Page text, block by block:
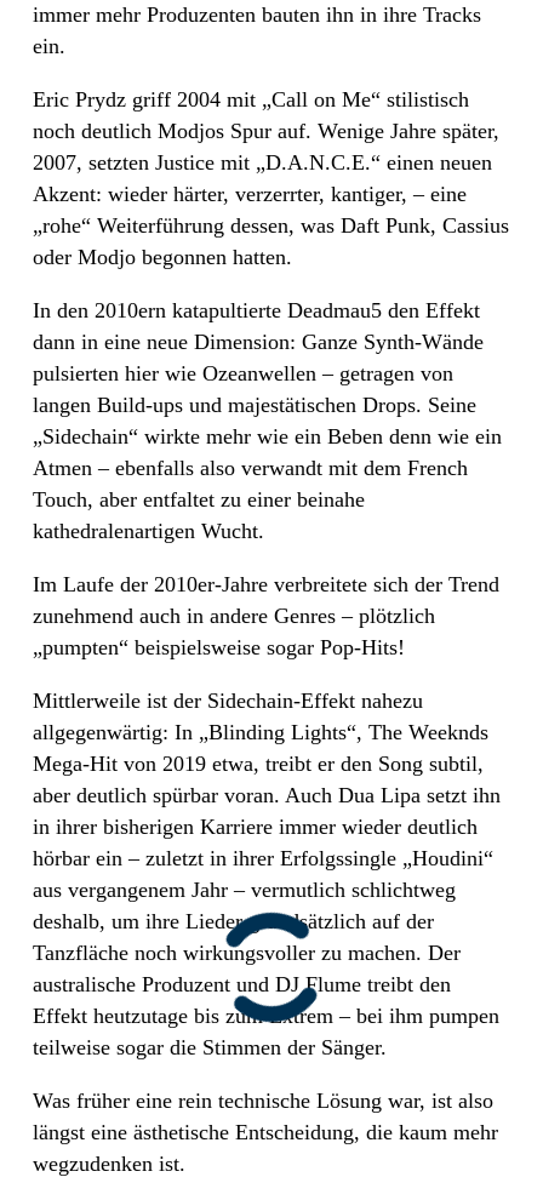
immer mehr Produzenten bauten ihn in ihre Tracks
ein.
Eric Prydz griff 2004 mit „Call on Me“ stilistisch
noch deutlich Modjos Spur auf. Wenige Jahre später,
2007, setzten Justice mit „D.A.N.C.E.“ einen neuen
Akzent: wieder härter, verzerrter, kantiger, – eine
„rohe“ Weiterführung dessen, was Daft Punk, Cassius
oder Modjo begonnen hatten.
In den 2010ern katapultierte Deadmau5 den Effekt
dann in eine neue Dimension: Ganze Synth-Wände
pulsierten hier wie Ozeanwellen – getragen von
langen Build-ups und majestätischen Drops. Seine
„Sidechain“ wirkte mehr wie ein Beben denn wie ein
Atmen – ebenfalls also verwandt mit dem French
Touch, aber entfaltet zu einer beinahe
kathedralenartigen Wucht.
Im Laufe der 2010er-Jahre verbreitete sich der Trend
zunehmend auch in andere Genres – plötzlich
„pumpten“ beispielsweise sogar Pop-Hits!
Mittlerweile ist der Sidechain-Effekt nahezu
allgegenwärtig: In „Blinding Lights“, The Weeknds
Mega-Hit von 2019 etwa, treibt er den Song subtil,
aber deutlich spürbar voran. Auch Dua Lipa setzt ihn
in ihrer bisherigen Karriere immer wieder deutlich
hörbar ein – zuletzt in ihrer Erfolgssingle „Houdini“
aus vergangenem Jahr – vermutlich schlichtweg
deshalb, um ihre Lieder grundsätzlich auf der
Tanzfläche noch wirkungsvoller zu machen. Der
australische Produzent und DJ Flume treibt den
Effekt heutzutage bis zum Extrem – bei ihm pumpen
teilweise sogar die Stimmen der Sänger.
Was früher eine rein technische Lösung war, ist also
längst eine ästhetische Entscheidung, die kaum mehr
wegzudenken ist.